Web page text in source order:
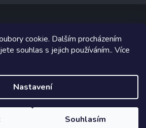
cookie. Dalším procházením
souhlas s jejich používáním.. Více
Nastavení
Souhlasím
Klesný s.r.o.. Všechna práva vyhrazena.
na Shoptet implementoval
Shoptetak.cz.
Vytvořil Shoptet